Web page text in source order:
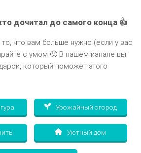
дочитал до самого конца 👍
то, что вам больше нужно (если у вас
с умом 🙂 В нашем канале вы
который поможет этого
Урожайный огород
Уютный дом